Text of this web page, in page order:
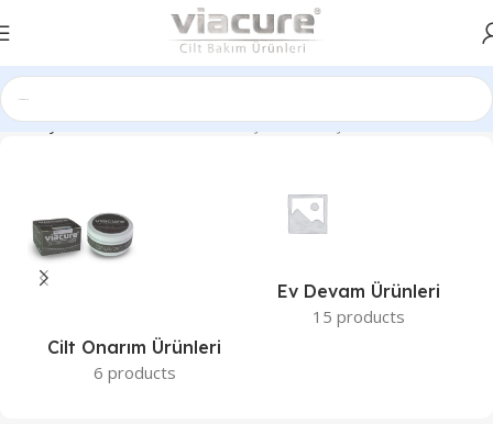
Ana Sayfa Kullanım Amacı ürün Yaşlanma Karşıtı Bakım
Cilt Onarım Ürünleri
6 products
Ev Devam Ürünleri
15 products